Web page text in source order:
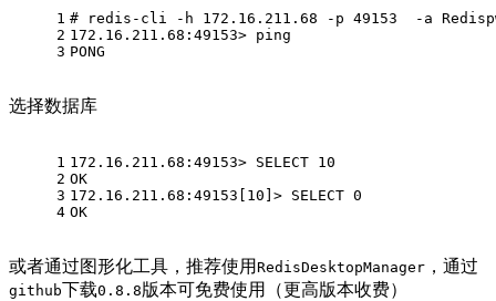
1
2
3
# redis-cli -h 172.16.211.68 -p 49153  -a
172.16.211.68:49153> ping
PONG
选择数据库
1
2
3
4
172.16.211.68:49153> SELECT 10
OK
172.16.211.68:49153[10]> SELECT 0
OK
或者通过图形化工具，推荐使用 RedisDesktopManager ，通过
github下载0.8.8版本可免费使用（更高版本收费）